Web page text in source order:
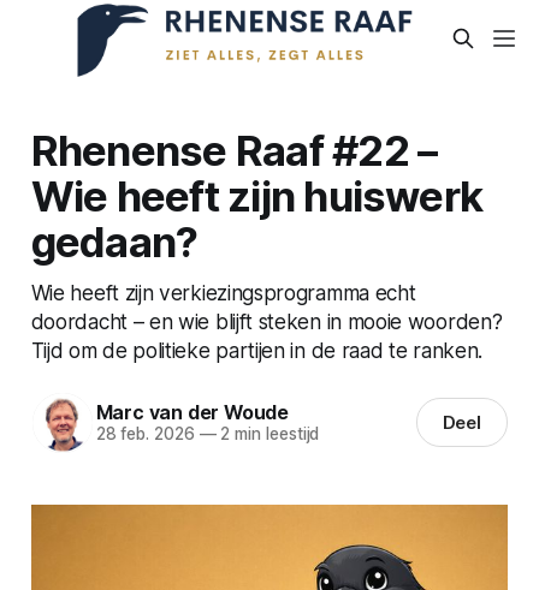
Rhenense Raaf #22 –
Wie heeft zijn huiswerk
gedaan?
Wie heeft zijn verkiezingsprogramma echt
doordacht – en wie blijft steken in mooie woorden?
Tijd om de politieke partijen in de raad te ranken.
Marc van der Woude
28 feb. 2026 —2 min leestijd Deel